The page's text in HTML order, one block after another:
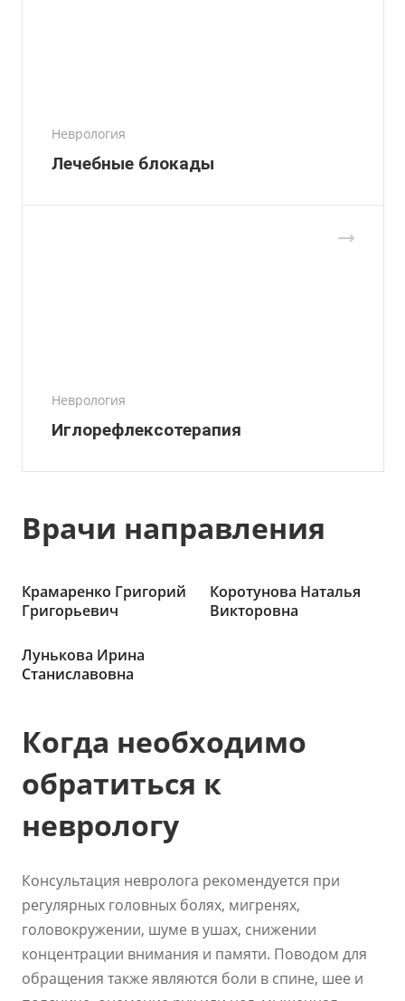
Неврология
Лечебные блокады
Неврология
Иглорефлексотерапия
Врачи направления
Крамаренко Григорий
Григорьевич
Коротунова Наталья
Викторовна
Лунькова Ирина
Станиславовна
Когда необходимо
обратиться к
неврологу
Консультация невролога рекомендуется при
регулярных головных болях, мигренях,
головокружении, шуме в ушах, снижении
концентрации внимания и памяти. Поводом для
обращения также являются боли в спине, шее и